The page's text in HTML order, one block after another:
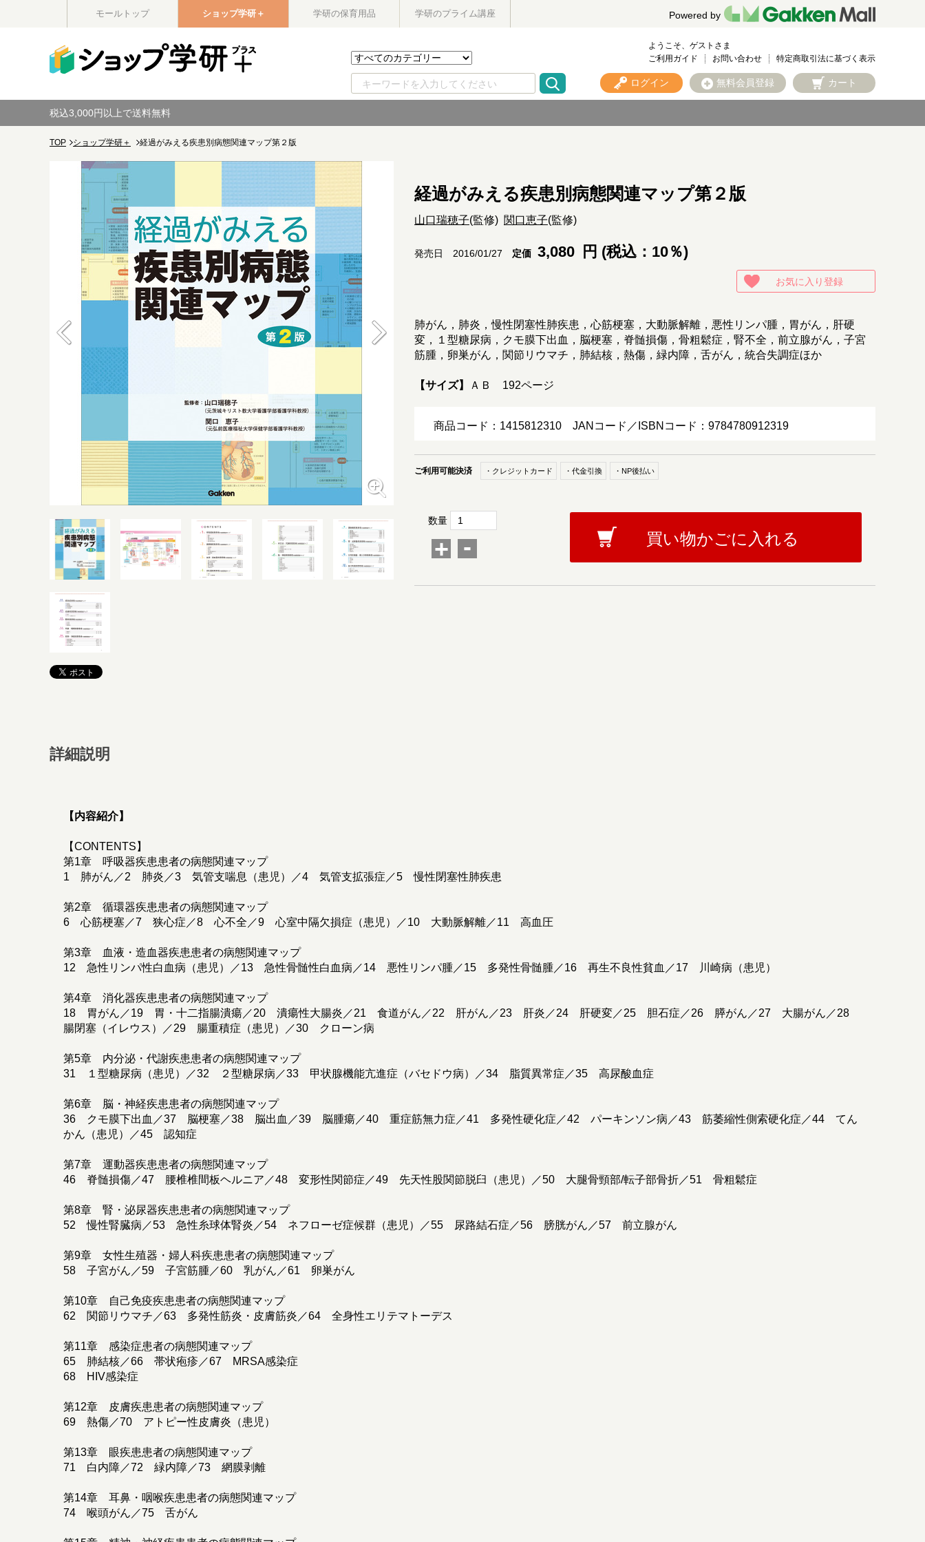
モールトップ ショップ学研＋ 学研の保育用品 学研のプライム講座 Powered by
ようこそ、ゲストさま
ご利用ガイド
お問い合わせ 特定商取引法に基づく表示
ログイン 無料会員登録 カート
税込3,000円以上で送料無料
TOP ショップ学研＋ 経過がみえる疾患別病態関連マップ第２版
経過がみえる疾患別病態関連マップ第２版
山口瑞穂子(監修) 関口恵子(監修)
発売日 2016/01/27 定価 3,080 円 (税込：10％)
お気に入り登録
肺がん，肺炎，慢性閉塞性肺疾患，心筋梗塞，大動脈解離，悪性リンパ腫，胃がん，肝硬
変，１型糖尿病，クモ膜下出血，脳梗塞，脊髄損傷，骨粗鬆症，腎不全，前立腺がん，子宮
筋腫，卵巣がん，関節リウマチ，肺結核，熱傷，緑内障，舌がん，統合失調症ほか
【サイズ】 ＡＢ 192ページ
商品コード：1415812310 JANコード／ISBNコード：9784780912319
ご利用可能決済 ・クレジットカード ・代金引換 ・NP後払い
数量
+ - 買い物かごに入れる
詳細説明
【内容紹介】
【CONTENTS】
第1章 呼吸器疾患患者の病態関連マップ
1 肺がん／2 肺炎／3 気管支喘息（患児）／4 気管支拡張症／5 慢性閉塞性肺疾患
第2章 循環器疾患患者の病態関連マップ
6 心筋梗塞／7 狭心症／8 心不全／9 心室中隔欠損症（患児）／10 大動脈解離／11 高血圧
第3章 血液・造血器疾患患者の病態関連マップ
12 急性リンパ性白血病（患児）／13 急性骨髄性白血病／14 悪性リンパ腫／15 多発性骨髄腫／16 再生不良性貧血／17 川崎病（患児）
第4章 消化器疾患患者の病態関連マップ
18 胃がん／19 胃・十二指腸潰瘍／20 潰瘍性大腸炎／21 食道がん／22 肝がん／23 肝炎／24 肝硬変／25 胆石症／26 膵がん／27 大腸がん／28
腸閉塞（イレウス）／29 腸重積症（患児）／30 クローン病
第5章 内分泌・代謝疾患患者の病態関連マップ
31 １型糖尿病（患児）／32 ２型糖尿病／33 甲状腺機能亢進症（バセドウ病）／34 脂質異常症／35 高尿酸血症
第6章 脳・神経疾患患者の病態関連マップ
36 クモ膜下出血／37 脳梗塞／38 脳出血／39 脳腫瘍／40 重症筋無力症／41 多発性硬化症／42 パーキンソン病／43 筋萎縮性側索硬化症／44 てん
かん（患児）／45 認知症
第7章 運動器疾患患者の病態関連マップ
46 脊髄損傷／47 腰椎椎間板ヘルニア／48 変形性関節症／49 先天性股関節脱臼（患児）／50 大腿骨頸部/転子部骨折／51 骨粗鬆症
第8章 腎・泌尿器疾患患者の病態関連マップ
52 慢性腎臓病／53 急性糸球体腎炎／54 ネフローゼ症候群（患児）／55 尿路結石症／56 膀胱がん／57 前立腺がん
第9章 女性生殖器・婦人科疾患患者の病態関連マップ
58 子宮がん／59 子宮筋腫／60 乳がん／61 卵巣がん
第10章 自己免疫疾患患者の病態関連マップ
62 関節リウマチ／63 多発性筋炎・皮膚筋炎／64 全身性エリテマトーデス
第11章 感染症患者の病態関連マップ
65 肺結核／66 帯状疱疹／67 MRSA感染症
68 HIV感染症
第12章 皮膚疾患患者の病態関連マップ
69 熱傷／70 アトピー性皮膚炎（患児）
第13章 眼疾患患者の病態関連マップ
71 白内障／72 緑内障／73 網膜剥離
第14章 耳鼻・咽喉疾患患者の病態関連マップ
74 喉頭がん／75 舌がん